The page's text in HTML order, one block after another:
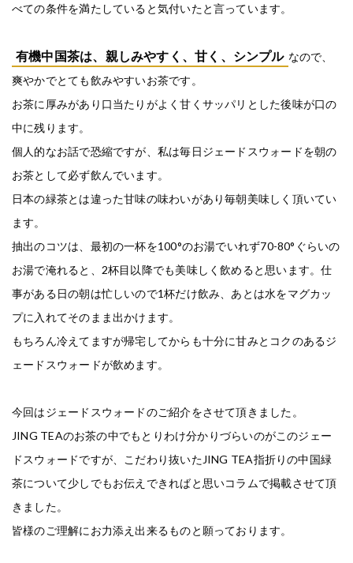
べての条件を満たしていると気付いたと言っています。
有機中国茶は、親しみやすく、甘く、シンプル なので、
爽やかでとても飲みやすいお茶です。
お茶に厚みがあり口当たりがよく甘くサッパリとした後味が口の
中に残ります。
個人的なお話で恐縮ですが、私は毎日ジェードスウォードを朝の
お茶として必ず飲んでいます。
日本の緑茶とは違った甘味の味わいがあり毎朝美味しく頂いてい
ます。
抽出のコツは、最初の一杯を100°のお湯でいれず70-80°ぐらいの
お湯で淹れると、2杯目以降でも美味しく飲めると思います。仕
事がある日の朝は忙しいので1杯だけ飲み、あとは水をマグカッ
プに入れてそのまま出かけます。
もちろん冷えてますが帰宅してからも十分に甘みとコクのあるジ
ェードスウォードが飲めます。
今回はジェードスウォードのご紹介をさせて頂きました。
JING TEAのお茶の中でもとりわけ分かりづらいのがこのジェー
ドスウォードですが、こだわり抜いたJING TEA指折りの中国緑
茶について少しでもお伝えできればと思いコラムで掲載させて頂
きました。
皆様のご理解にお力添え出来るものと願っております。